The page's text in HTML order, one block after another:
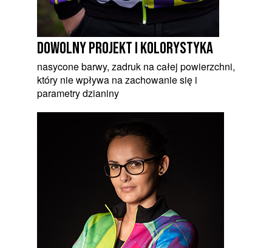
dowolny projekt i kolorystyka
nasycone barwy, zadruk na całej powierzchni,
który nie wpływa na zachowanie się i
parametry dzianiny